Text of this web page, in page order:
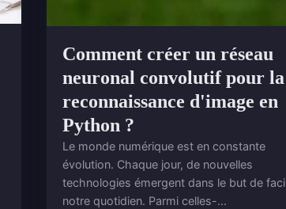
Comment créer un réseau
neuronal convolutif pour la
reconnaissance d'image en
Python ?
Le monde numérique est en constante
évolution. Chaque jour, de nouvelles
technologies émergent dans le but de
notre quotidien. Parmi celles-...